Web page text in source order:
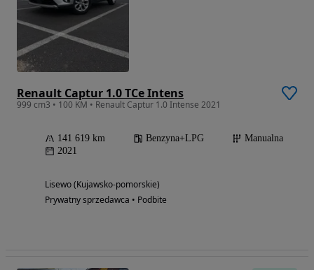
Renault Captur 1.0 TCe Intens
999 cm3 • 100 KM • Renault Captur 1.0 Intense 2021
141 619 km Benzyna+LPG
Manualna
2021
Lisewo (Kujawsko-pomorskie)
Prywatny sprzedawca • Podbite